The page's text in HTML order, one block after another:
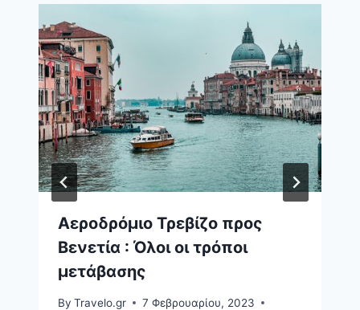
Αεροδρόμιο Τρεβίζο προς
Βενετία : Όλοι οι τρόποι
μετάβασης
By Travelo.gr
7 Φεβρουαρίου, 2023